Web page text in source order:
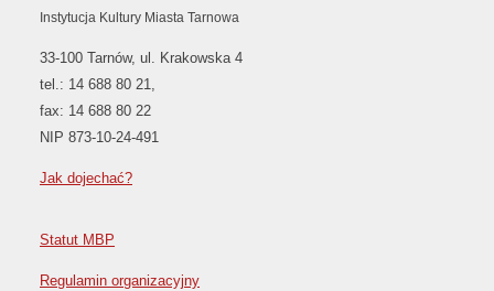
Instytucja Kultury Miasta Tarnowa
33-100 Tarnów, ul. Krakowska 4
tel.: 14 688 80 21,
fax: 14 688 80 22
NIP 873-10-24-491
Jak dojechać?
Statut MBP
Regulamin organizacyjny